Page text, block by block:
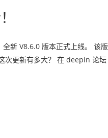
新 V8.6.0 版本正式上线。 该版
次更新有多大？ 在 deepin 论坛